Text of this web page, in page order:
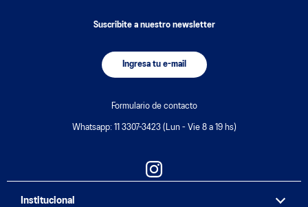
Suscribite a nuestro newsletter
Ingresa tu e-mail
Formulario de contacto
Whatsapp: 11 3307-3423 (Lun - Vie 8 a 19 hs)
Institucional